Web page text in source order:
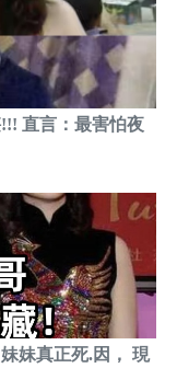
直言：最害怕夜
妹真正死.因， 現